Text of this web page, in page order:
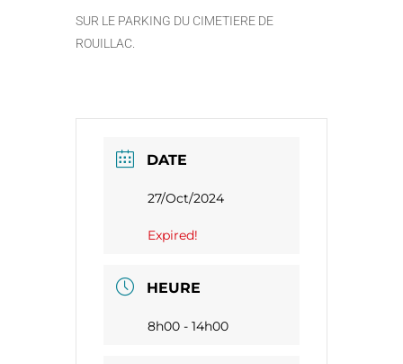
SUR LE PARKING DU CIMETIERE DE
ROUILLAC.
DATE
27/Oct/2024
Expired!
HEURE
8h00 - 14h00